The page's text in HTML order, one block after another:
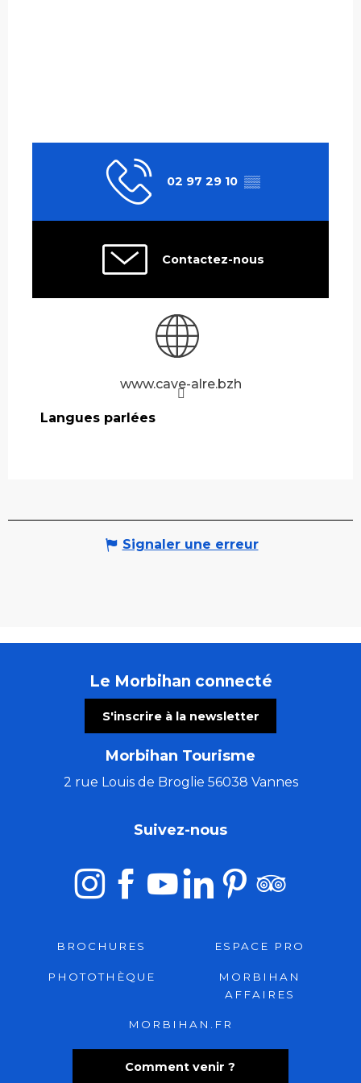
02 97 29 10 ▒▒
Contactez-nous
www.cave-alre.bzh
Langues parlées
Langues parlées
Signaler une erreur
Le Morbihan connecté
S'inscrire à la newsletter
Morbihan Tourisme
2 rue Louis de Broglie 56038 Vannes
Comment venir ?
Suivez-nous
BROCHURES ESPACE PRO
PHOTOTHÈQUE
MORBIHAN
AFFAIRES
MORBIHAN.FR